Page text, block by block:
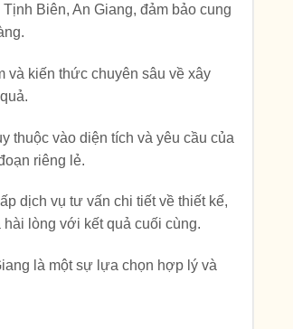
Biên, An Giang, đảm bảo cung
và kiến thức chuyên sâu về xây
thuộc vào diện tích và yêu cầu của
riêng lẻ.
dịch vụ tư vấn chi tiết về thiết kế,
lòng với kết quả cuối cùng.
là một sự lựa chọn hợp lý và